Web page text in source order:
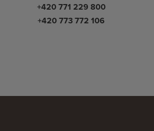
+420 771 229 800
+420 773 772 106